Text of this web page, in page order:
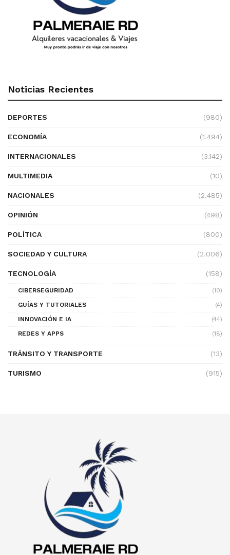
Noticias Recientes
DEPORTES (980)
ECONOMÍA (1.494)
INTERNACIONALES (3.142)
MULTIMEDIA (10)
NACIONALES (2.485)
OPINIÓN (498)
POLÍTICA (800)
SOCIEDAD Y CULTURA (2.006)
TECNOLOGÍA (158)
CIBERSEGURIDAD
(10)
GUÍAS Y TUTORIALES
(4)
INNOVACIÓN E IA
(44)
REDES Y APPS
(18)
TRÁNSITO Y TRANSPORTE (13)
TURISMO (915)